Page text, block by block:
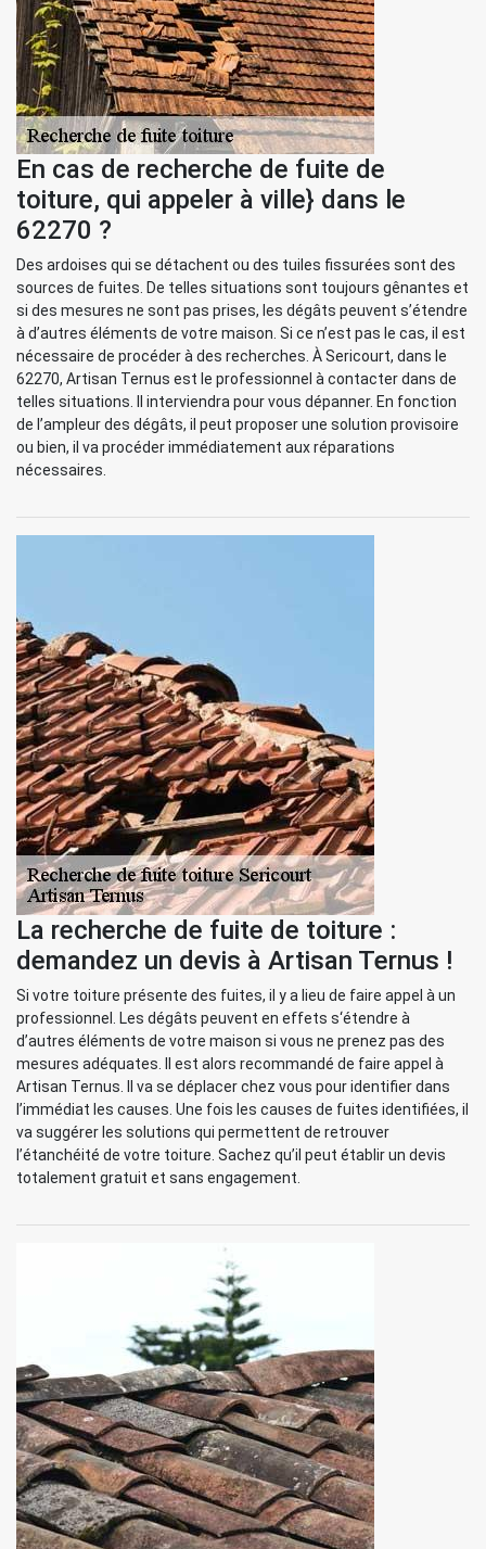
En cas de recherche de fuite de
toiture, qui appeler à ville} dans le
62270 ?
Des ardoises qui se détachent ou des tuiles fissurées sont des
sources de fuites. De telles situations sont toujours gênantes et
si des mesures ne sont pas prises, les dégâts peuvent s’étendre
à d’autres éléments de votre maison. Si ce n’est pas le cas, il est
nécessaire de procéder à des recherches. À Sericourt, dans le
62270, Artisan Ternus est le professionnel à contacter dans de
telles situations. Il interviendra pour vous dépanner. En fonction
de l’ampleur des dégâts, il peut proposer une solution provisoire
ou bien, il va procéder immédiatement aux réparations
nécessaires.
La recherche de fuite de toiture :
demandez un devis à Artisan Ternus !
Si votre toiture présente des fuites, il y a lieu de faire appel à un
professionnel. Les dégâts peuvent en effets s‘étendre à
d’autres éléments de votre maison si vous ne prenez pas des
mesures adéquates. Il est alors recommandé de faire appel à
Artisan Ternus. Il va se déplacer chez vous pour identifier dans
l’immédiat les causes. Une fois les causes de fuites identifiées, il
va suggérer les solutions qui permettent de retrouver
l’étanchéité de votre toiture. Sachez qu’il peut établir un devis
totalement gratuit et sans engagement.